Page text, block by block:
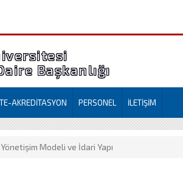
Üniversitesi
Başkanlığı
AKREDİTASYON PERSONEL İLETİŞİM
Yönetişim Modeli ve İdari Yapı